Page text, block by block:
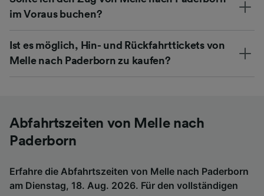
im Voraus buchen?
Ist es möglich, Hin- und Rückfahrttickets von
Melle nach Paderborn zu kaufen?
Abfahrtszeiten von Melle nach
Paderborn
Erfahre die Abfahrtszeiten von Melle nach Paderborn
am Dienstag, 18. Aug. 2026. Für den vollständigen